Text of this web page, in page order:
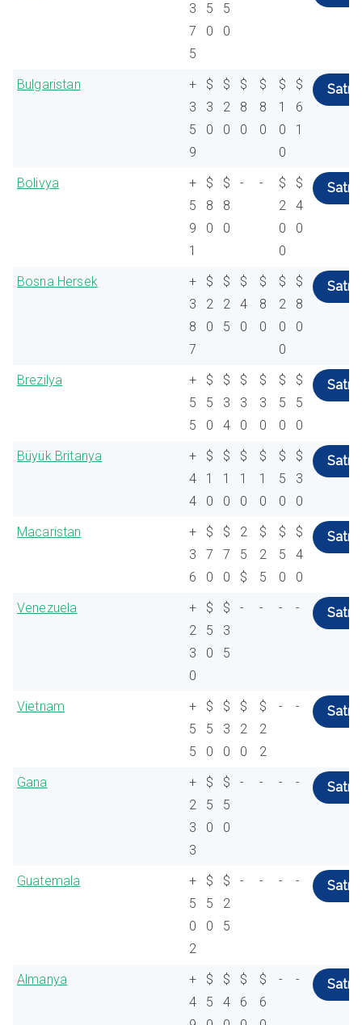
3
7
5
5
0
5
0
Bulgaristan
+
3
5
9
$
3
0
$
2
0
$
8
0
$
8
0
$
1
0
0
$
6
1
Satın
Bolivya
+
5
9
1
$
8
0
$
8
0
- -
$
2
0
0
$
4
0
Satın
Bosna Hersek
+
3
8
7
$
2
0
$
2
5
$
4
0
$
8
0
$
2
0
0
$
8
0
Satın
Brezilya
+
5
5
$
5
0
$
3
4
$
3
0
$
3
0
$
5
0
$
5
0
Satın
Büyük Britanya
+
4
4
$
1
0
$
1
0
$
1
0
$
1
0
$
5
0
$
3
0
Satın
Macaristan
+
3
6
$
7
0
$
7
0
2
5
$
$
2
5
$
5
0
$
4
0
Satın
Venezuela
+
2
3
0
$
5
0
$
3
5
- - - - Satın
Vietnam
+
5
5
$
5
0
$
3
0
$
2
0
$
2
2
- - Satın
Gana
+
2
3
3
$
5
0
$
5
0
- - - - Satın
Guatemala
+
5
0
2
$
5
0
$
2
5
- - - - Satın
Almanya
+
4
$
5
$
4
$
6
$
6
- - Satın